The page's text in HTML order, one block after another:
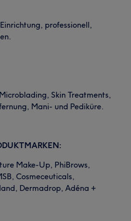
professionell,
Skin Treatments,
Mani- und Pediküre.
Make-Up, PhiBrows,
Cosmeceuticals,
Dermadrop, Adéna +